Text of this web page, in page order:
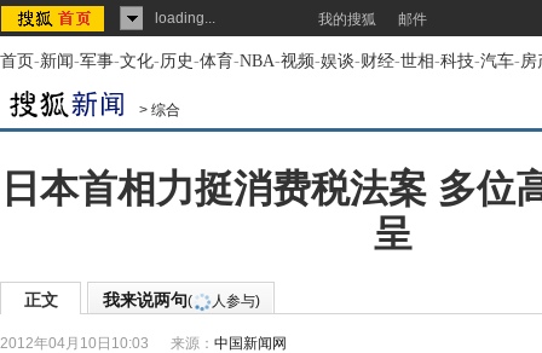
loading... 我的搜狐 邮件
首页-新闻-军事-文化-历史-体育-NBA-视频-娱谈-财经-世相-科技-汽车-房
> 综合
日本首相力挺消费税法案 多位
呈
正文 我来说两句( 人参与)
2012年04月10日10:03 来源： 中国新闻网